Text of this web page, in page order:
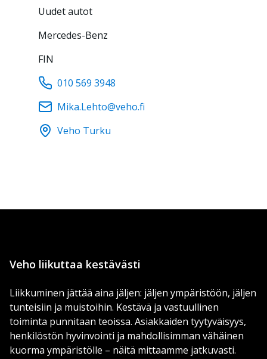
Uudet autot
Mercedes-Benz
FIN
010 569 3948
Mika.Lehto@veho.fi
Veho Turku
Veho liikuttaa kestävästi
Liikkuminen jättää aina jäljen: jäljen ympäristöön, jäljen
tunteisiin ja muistoihin. Kestävä ja vastuullinen
toiminta punnitaan teoissa. Asiakkaiden tyytyväisyys,
henkilöstön hyvinvointi ja mahdollisimman vähäinen
kuorma ympäristölle – näitä mittaamme jatkuvasti.